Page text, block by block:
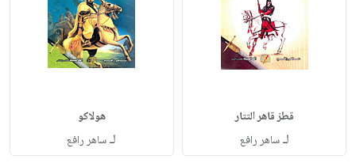
قطز قاهر التتار
لـساهر رافع
هولاكو
لـساهر رافع